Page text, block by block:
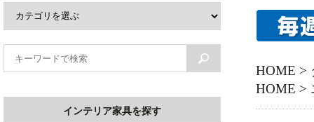
HOME >
HOME >
インテリア家具を探す